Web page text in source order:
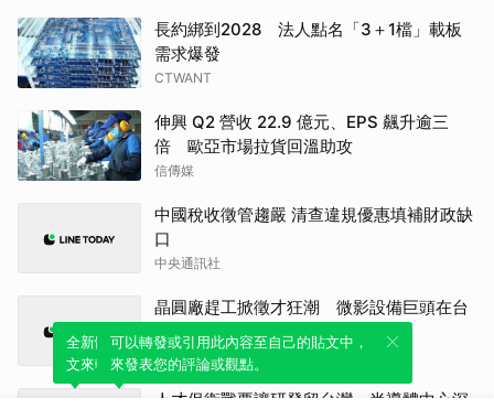
長約綁到2028 法人點名「3＋1檔」載板
需求爆發
CTWANT
伸興 Q2 營收 22.9 億元、EPS 飆升逾三
倍 歐亞市場拉貨回溫助攻
信傳媒
中國稅收徵管趨嚴 清查違規優惠填補財政缺
口
中央通訊社
晶圓廠趕工掀徵才狂潮 微影設備巨頭在台
招募逾千人
中央通訊社
人才保衛戰要讓研發留台灣 半導體中心深
全新體驗！一鍵引用此內容，透過發布貼
文來輕鬆表達個人立場。
可以轉發或引用此內容至自己的貼文中，
來發表您的評論或觀點。